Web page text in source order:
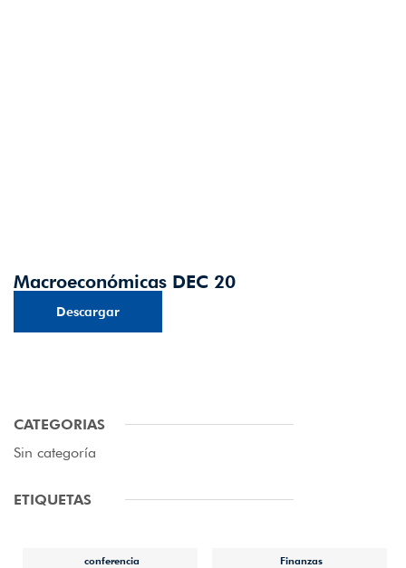
Macroeconómicas DEC 20
Descargar
CATEGORIAS
Sin categoría
ETIQUETAS
conferencia Finanzas